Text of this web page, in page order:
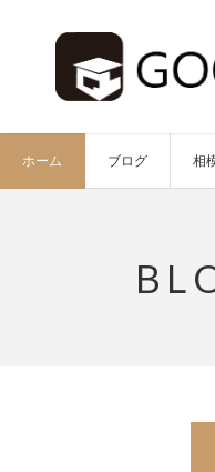
ホーム ブログ 相